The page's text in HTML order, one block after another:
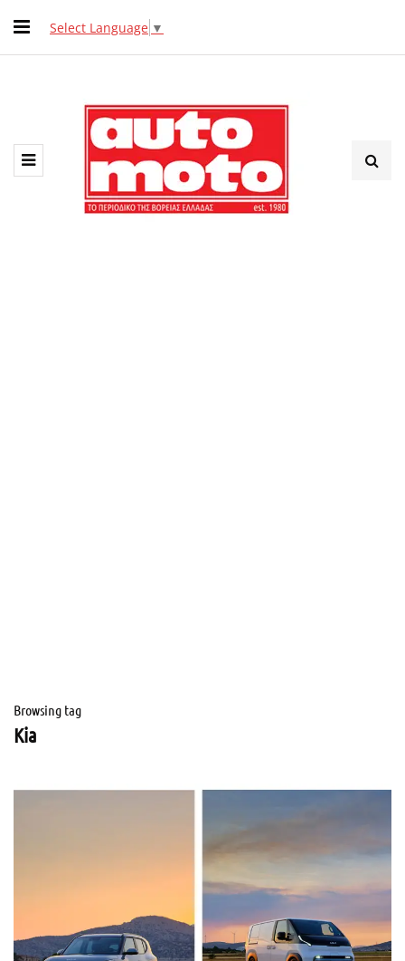
Select Language ▼
Browsing tag
Kia